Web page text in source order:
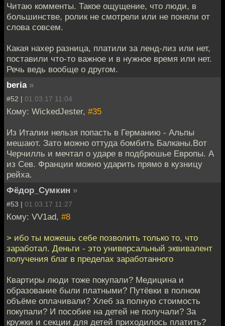
Читаю комменты. Такое ощущение, что люди, в
большинстве, ролик не смотрели или не поняли от
слова совсем.
Какая нахер разница, платили за ленд-лиз или нет,
поставили что-то важное и в нужное время или нет.
Речь ведь вообще о другом.
beria »
#52 | 01.03.17 11:04
Кому: WickedJester, #35
Из Италии нельзя попасть в Германию - Альпы
мешают. Зато можно оттуда бомбить Балканы.Вот
Черчилль и мечтал о ударе в подбрюшье Европы. А
из Сев. Франции можно ударить прямо в кузницу
рейха.
Фёдор_Сумкин »
#53 | 01.03.17 11:27
Кому: VV1ad, #8
> ибо ты можешь себе позволить только то, что
заработал. Деньги - это универсальный эквивалент
получения благ в пределах заработанного
Квартиры люди тоже покупали? Медицина и
образование были платными? Путёвки в полном
объёме оплачивали? Хлеб за полную стоимость
покупали? И пособие на детей не получали? За
кружки и секции для детей приходилось платить?